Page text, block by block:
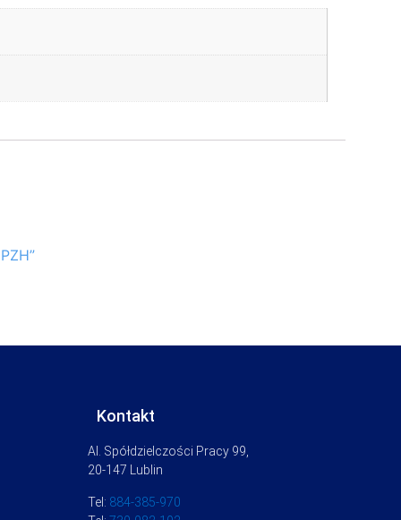
Kontakt
Al. Spółdzielczości Pracy 99,
20-147 Lublin
Tel: 884-385-970